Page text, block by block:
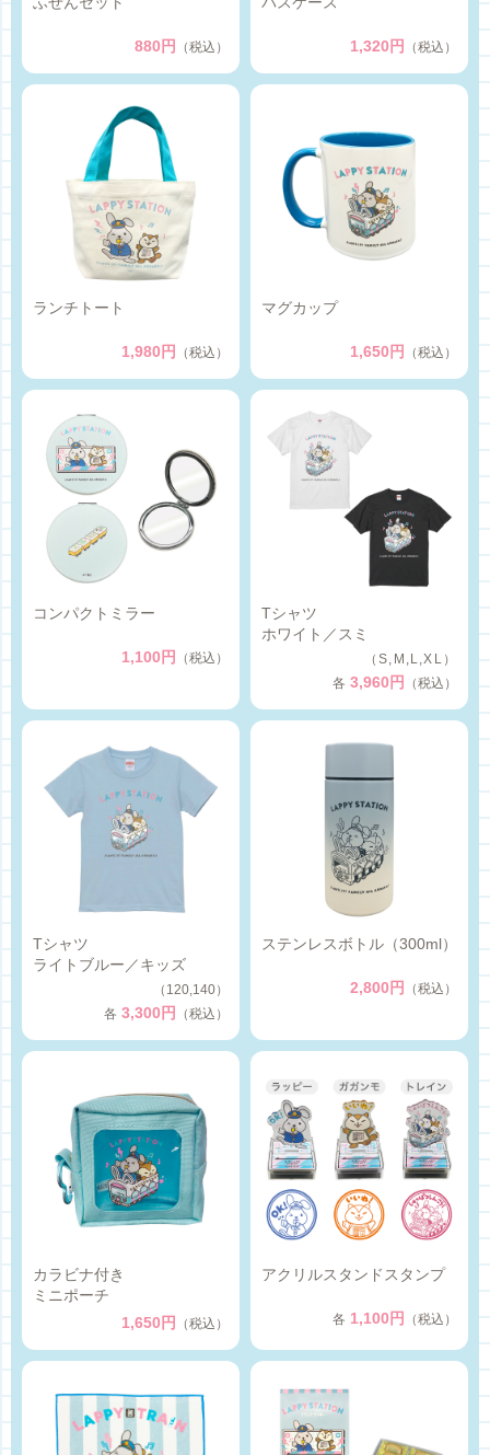
880円 （税込） 1,320円 （税込）
ランチトート
1,980円 （税込）
マグカップ
1,650円 （税込）
コンパクトミラー
1,100円 （税込）
Tシャツ
ホワイト／スミ
（S,M,L,XL）
各 3,960円 （税込）
Tシャツ
ライトブルー／キッズ
（120,140）
各 3,300円 （税込）
ステンレスボトル（300ml）
2,800円 （税込）
カラビナ付き
ミニポーチ
1,650円
（税込）
アクリルスタンドスタンプ
各 1,100円 （税込）